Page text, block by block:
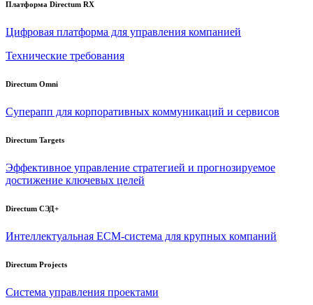
Платформа Directum RX
Цифровая платформа для управления компанией
Технические требования
Directum Omni
Суперапп для корпоративных коммуникаций и сервисов
Directum Targets
Эффективное управление стратегией и прогнозируемое
достижение ключевых целей
Directum СЭД+
Интеллектуальная ECM-система для крупных компаний
Directum Projects
Система управления проектами